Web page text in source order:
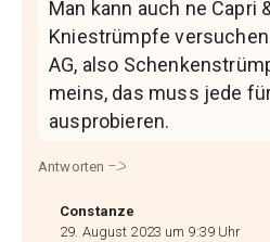
Man kann auch ne Capri
Kniestrümpfe
AG, also
meins, das muss jede
ausprobieren.
Antworten
Constanze
29. August 2023 um 9:39 Uhr